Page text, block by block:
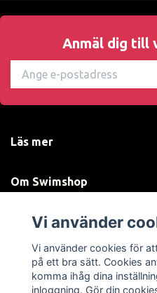
Anmäl dig till
Läs mer
Om Swimshop
Kundtjänst
Sociala medier
Vi använder
Vi använder cookies för
på ett bra sätt. Cookies
komma ihåg dina
inloggning. Gör din